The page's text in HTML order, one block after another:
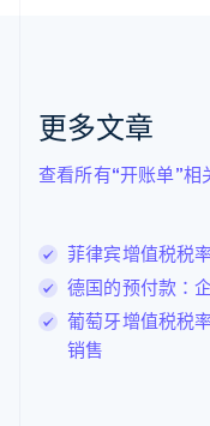
更多文章
查看所有“开账单”相
菲律宾增值税税
德国的预付款：
葡萄牙增值税税
销售
克罗地亚
EnglishItaliano
拉脱维亚
English
列支敦士登
DeutschEnglish
卢森堡
FrançaisDeutsch
罗马尼亚